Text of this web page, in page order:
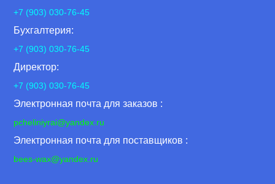
+7 (903) 030-76-45
Бухгалтерия:
+7 (903) 030-76-45
Директор:
+7 (903) 030-76-45
Электронная почта для заказов :
pcheliniyrai@yandex.ru
Электронная почта для поставщиков :
bees-wax@yandex.ru